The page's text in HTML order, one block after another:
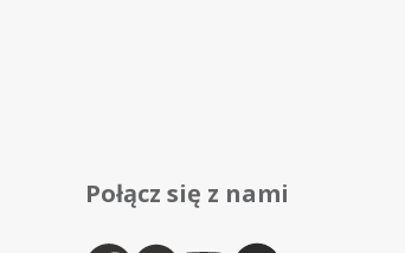
Połącz się z nami